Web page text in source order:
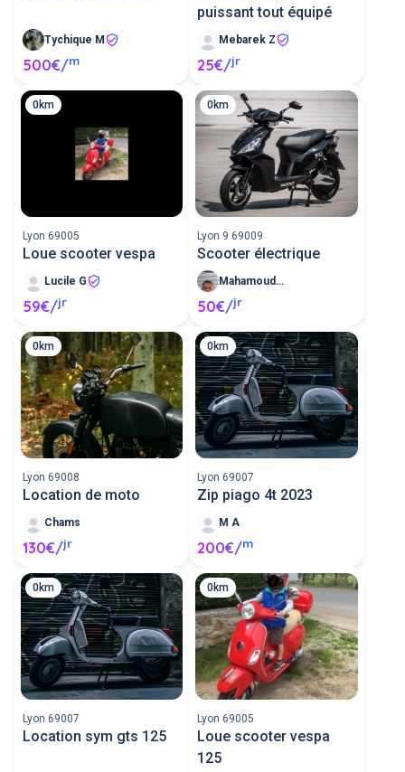
Tychique M
500€/m
puissant tout équipé
Mebarek Z
25€/jr
0km
Lyon 69005
Loue scooter vespa
Lucile G
59€/jr
0km
Lyon 9 69009
Scooter électrique
Mahamoud M
50€/jr
0km
Lyon 69008
Location de moto
Chams
130€/jr
0km
Lyon 69007
Zip piago 4t 2023
M A
200€/m
0km
Lyon 69007
Location sym gts 125
0km
Lyon 69005
Loue scooter vespa
125